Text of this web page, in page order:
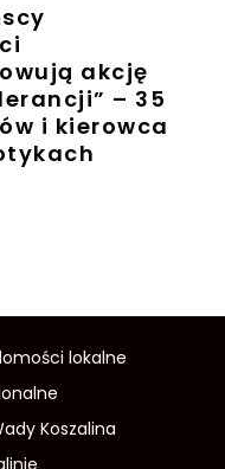
akcję
– 35
i kierowca
lokalne
Koszalina